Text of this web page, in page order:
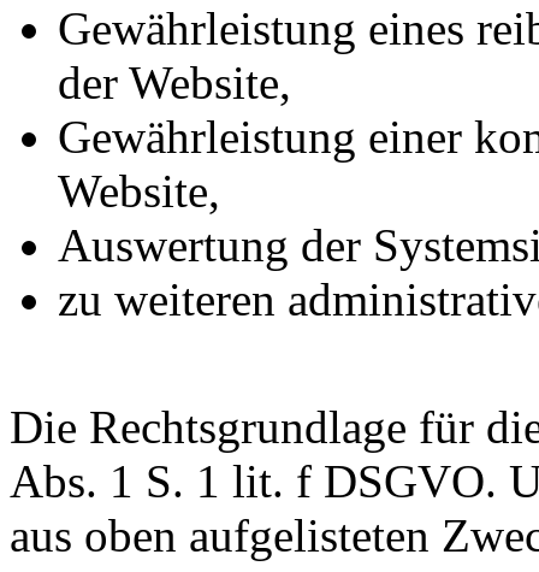
Gewährleistung eines
der Website,
Gewährleistung einer
Website,
Auswertung der
zu weiteren
Die Rechtsgrundlage für
Abs. 1 S. 1 lit. f DSGVO.
aus oben aufgelisteten